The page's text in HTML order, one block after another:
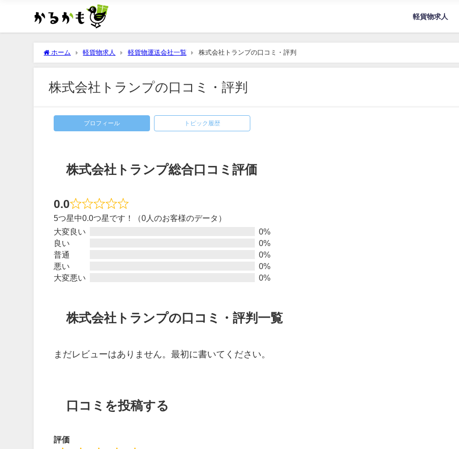
軽貨物求人
ホーム 軽貨物求人 軽貨物運送会社一覧 株式会社トランプの口コミ・評判
株式会社トランプの口コミ・評判
プロフィール トピック履歴
株式会社トランプ総合口コミ評価
0.0
5つ星中0.0つ星です！（0人のお客様のデータ）
大変良い
0%
良い
0%
普通
0%
悪い
0%
大変悪い
0%
株式会社トランプの口コミ・評判一覧
まだレビューはありません。最初に書いてください。
口コミを投稿する
評価